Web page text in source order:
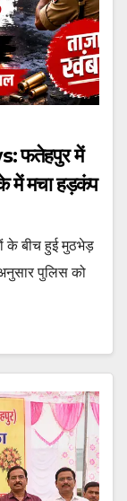
फतेहपुर में
में मचा हड़कंप
के बीच हुई मुठभेड़
पुलिस को